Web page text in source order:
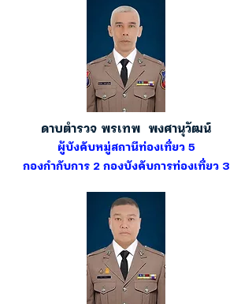
ดาบตำรวจ พรเทพ พงศานุวัฒน์
ผู้บังคับหมู่สถานีท่องเที่ยว 5
กองกำกับการ 2 กองบังคับการท่องเที่ยว 3